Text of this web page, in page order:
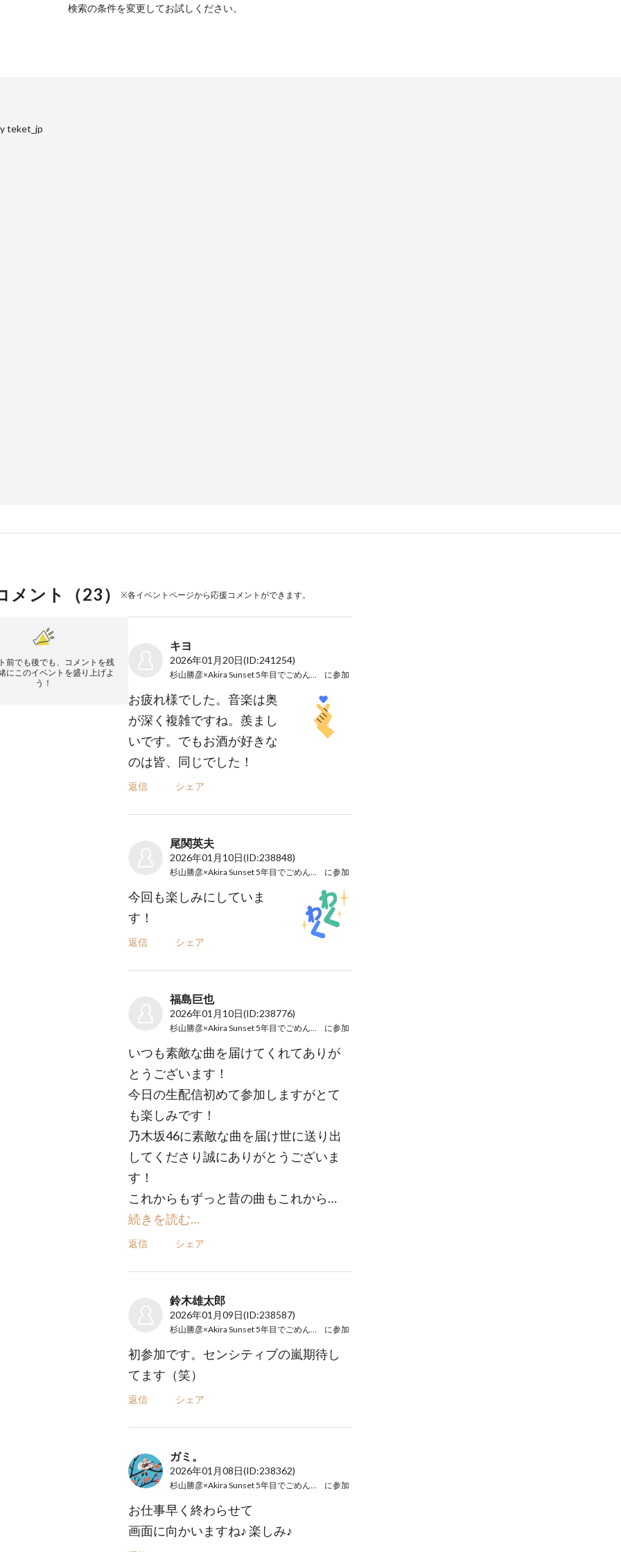
検索の条件を変更してお試しください。
teket_jp
メント（23） ※各イベントページから応援コメントができます。
前でも後でも、コメントを残
にこのイベントを盛り上げよ
う！
キヨ
2026年01月20日(ID:241254)
杉山勝彦×Akira Sunset 5年目でごめんね！ に参加
お疲れ様でした。音楽は奥
が深く複雑ですね。羨まし
いです。でもお酒が好きな
のは皆、同じでした！
返信 シェア
尾関英夫
2026年01月10日(ID:238848)
杉山勝彦×Akira Sunset 5年目でごめんね！ に参加
今回も楽しみにしていま
す！
返信 シェア
福島巨也
2026年01月10日(ID:238776)
杉山勝彦×Akira Sunset 5年目でごめんね！ に参加
いつも素敵な曲を届けてくれてありが
とうございます！
今日の生配信初めて参加しますがとて
も楽しみです！
乃木坂46に素敵な曲を届け世に送り出
してくださり誠にありがとうございま
す！
これからもずっと昔の曲もこれから…
続きを読む…
返信 シェア
鈴木雄太郎
2026年01月09日(ID:238587)
杉山勝彦×Akira Sunset 5年目でごめんね！ に参加
初参加です。センシティブの嵐期待し
てます（笑）
返信 シェア
ガミ。
2026年01月08日(ID:238362)
杉山勝彦×Akira Sunset 5年目でごめんね！ に参加
お仕事早く終わらせて
画面に向かいますね♪ 楽しみ♪